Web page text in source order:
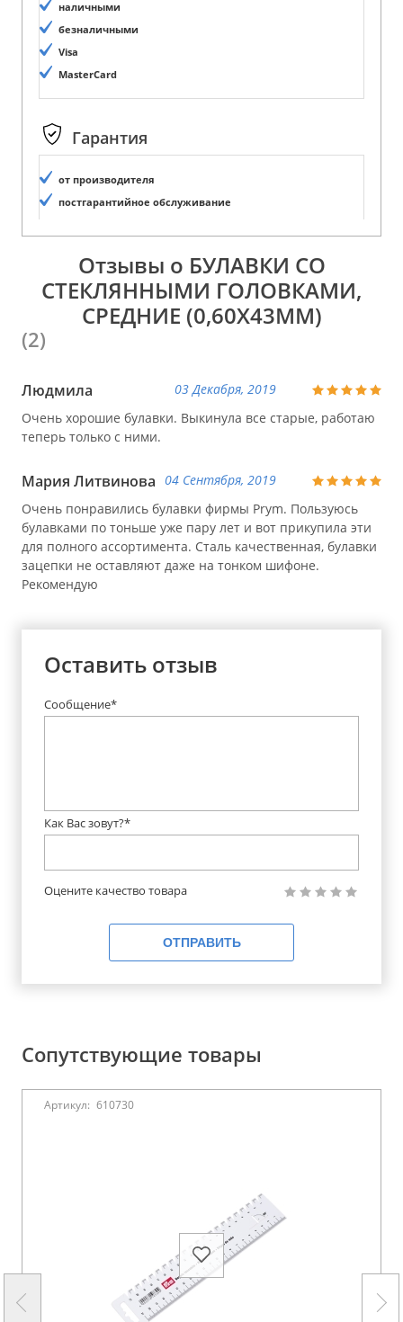
наличными
безналичными
Visa
MasterCard
Гарантия
от производителя
постгарантийное обслуживание
Отзывы о БУЛАВКИ СО
СТЕКЛЯННЫМИ ГОЛОВКАМИ,
СРЕДНИЕ (0,60Х43ММ)
(2)
Людмила
03 Декабря, 2019
Очень хорошие булавки. Выкинула все старые, работаю
теперь только с ними.
Мария Литвинова 04 Сентября, 2019
Очень понравились булавки фирмы Prym. Пользуюсь
булавками по тоньше уже пару лет и вот прикупила эти
для полного ассортимента. Сталь качественная, булавки
зацепки не оставляют даже на тонком шифоне.
Рекомендую
Оставить отзыв
Сообщение*
Как Вас зовут?*
Оцените качество товара
ОТПРАВИТЬ
Сопутствующие товары
Артикул: 610730